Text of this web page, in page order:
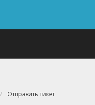
Отправить тикет